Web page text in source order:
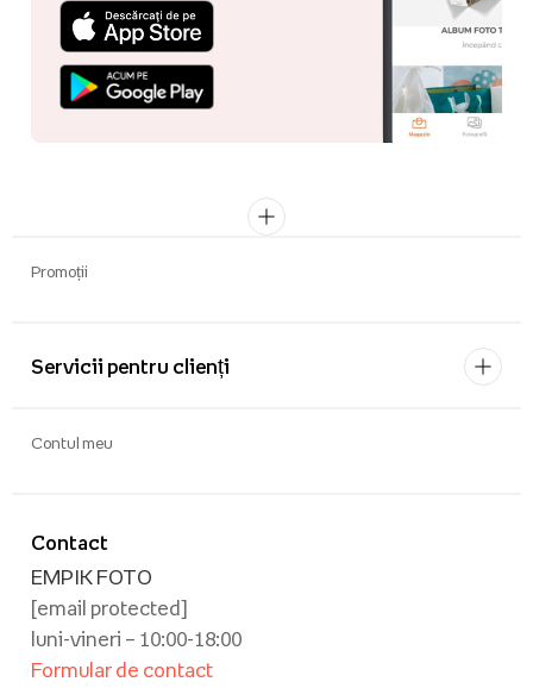
Promoții
Servicii pentru clienți
Contact
EMPIK FOTO
[email protected]
luni-vineri – 10:00-18:00
Formular de contact
Contul meu